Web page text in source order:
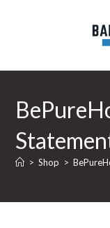
> Shop >